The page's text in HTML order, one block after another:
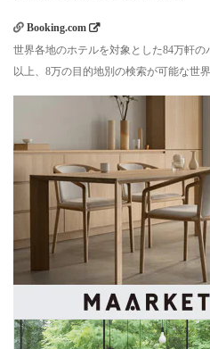
Booking.com
世界各地のホテルを対象とした84万軒
以上、8万の目的地別の検索が可能な世